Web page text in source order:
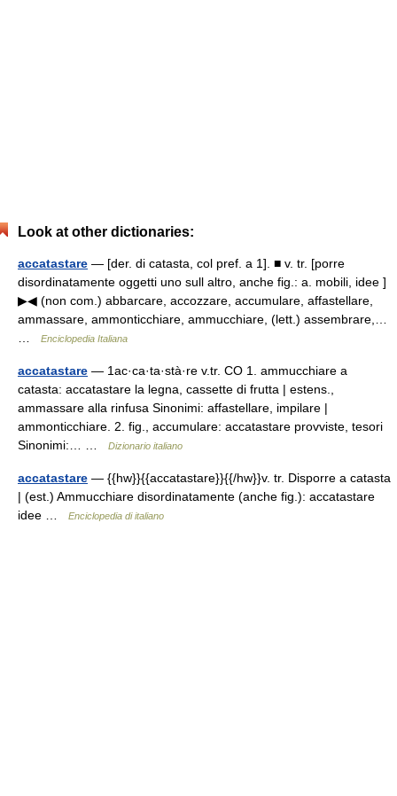
Look at other dictionaries:
accatastare — [der. di catasta, col pref. a 1]. ■ v. tr. [porre
disordinatamente oggetti uno sull altro, anche fig.: a. mobili, idee ]
▶◀ (non com.) abbarcare, accozzare, accumulare, affastellare,
ammassare, ammonticchiare, ammucchiare, (lett.) assembrare,…
Enciclopedia Italiana
accatastare — 1ac·ca·ta·stà·re v.tr. CO 1. ammucchiare a
catasta: accatastare la legna, cassette di frutta | estens.,
ammassare alla rinfusa Sinonimi: affastellare, impilare |
ammonticchiare. 2. fig., accumulare: accatastare provviste, tesori
Sinonimi:… …
Dizionario italiano
accatastare — {{hw}}{{accatastare}}{{/hw}}v. tr. Disporre a catasta
| (est.) Ammucchiare disordinatamente (anche fig.): accatastare
idee …
Enciclopedia di italiano